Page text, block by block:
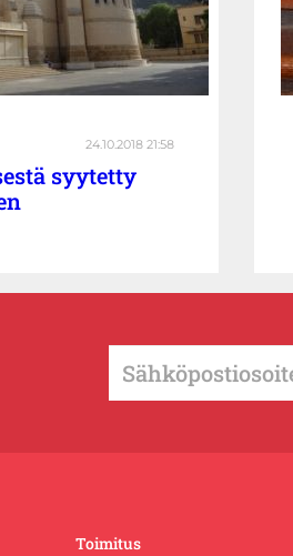
24.10.2018 21:58
syytetty
Toimitus